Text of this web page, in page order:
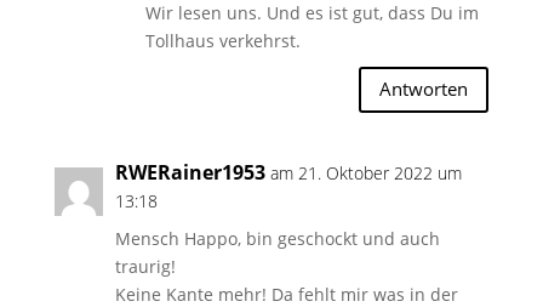
Wir lesen uns. Und es ist gut, dass Du im
Tollhaus verkehrst.
Antworten
RWERainer1953 am 21. Oktober 2022 um
13:18
Mensch Happo, bin geschockt und auch
traurig!
Keine Kante mehr! Da fehlt mir was in der